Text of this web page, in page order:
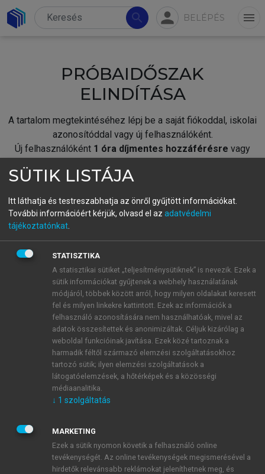
search person BELÉPÉS menu
PRÓBAIDŐSZAK
ELINDÍTÁSA
A tartalom megtekintéséhez lépj be a saját fiókoddal, iskolai
azonosítóddal vagy új felhasználóként.
Új felhasználóként 1 óra díjmentes hozzáférésre vagy
fiókoddal,vagy hozz létre új fiókot.
A regisztráció után apróbaidőszakautomatikusan
BELÉPÉS SAJÁT FIÓKKAL
ÚJ FIÓK LÉTREHOZÁSA
1 óra díjmentes hozzáférés
E-MAIL-CÍM
JELSZÓ
JELSZÓ ÚJRA
SÜTIK LISTÁJA
Itt láthatja és testreszabhatja az önről gyűjtött információkat.
További információért kérjük, olvasd el az adatvédelmi
tájékoztatónkat
STATISZTIKA
A statisztikai sütiket „teljesítménysütiknek” is nevezik. Ezek a
sütik információkat gyűjtenek a webhely használatának
módjáról, többek között arról, hogy milyen oldalakat keresett
fel és milyen linkekre kattintott. Ezek az információk a
felhasználó azonosítására nem használhatóak, mivel az
adatok összesítettek és anonimizáltak. Céljuk kizárólag a
weboldal funkcióinak javítása. Ezek közé tartoznak a
harmadik féltől származó elemzési szolgáltatásokhoz
tartozó sütik; ilyen elemzési szolgáltatások a
látogatóelemzések, a hőtérképek és a közösségi
médiaanalitika.
↓ 1 szolgáltatás
MARKETING
Ezek a sütik nyomon követik a felhasználó online
tevékenységét. Az online tevékenységek megismerésével a
hirdetők relevánsabb reklámokat jeleníthetnek meg, és